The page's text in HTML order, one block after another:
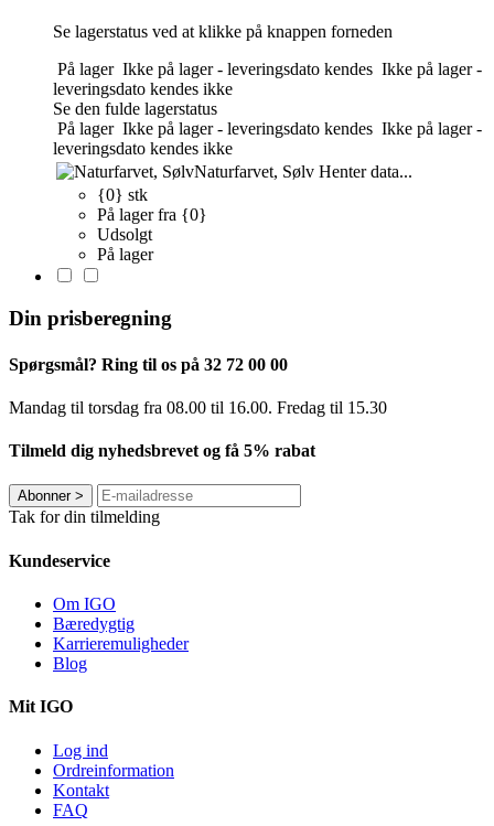
Se lagerstatus ved at klikke på knappen forneden
På lager Ikke på lager - leveringsdato kendes Ikke på lager -
leveringsdato kendes ikke
Se den fulde lagerstatus
På lager Ikke på lager - leveringsdato kendes Ikke på lager -
leveringsdato kendes ikke
Naturfarvet, Sølv Henter data...
{0} stk
På lager fra {0}
Udsolgt
På lager
Din prisberegning
Spørgsmål? Ring til os på 32 72 00 00
Mandag til torsdag fra 08.00 til 16.00. Fredag ​​til 15.30
Tilmeld dig nyhedsbrevet og få 5% rabat
Abonner>
Tak for din tilmelding
Kundeservice
Om IGO
Bæredygtig
Karrieremuligheder
Blog
Mit IGO
Log ind
Ordreinformation
Kontakt
FAQ